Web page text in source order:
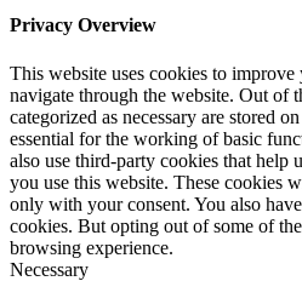
Privacy Overview
This website uses cookies to
navigate through the website. Out of
categorized as necessary are stored
essential for the working of basic
also use third-party cookies that help
you use this website. These cookies
only with your consent. You also
cookies. But opting out of some of
browsing experience.
Necessary